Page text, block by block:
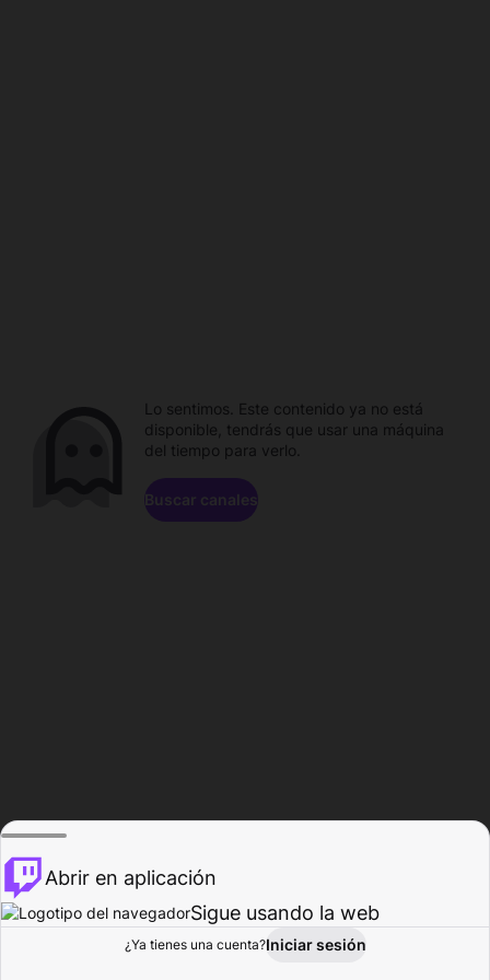
Explorar Actividad
Lo sentimos. Este contenido ya no está
disponible, tendrás que usar una máquina
del tiempo para verlo.
Buscar canales
Abrir en aplicación
Sigue usando la web
¿Ya tienes una cuenta?Iniciar sesión